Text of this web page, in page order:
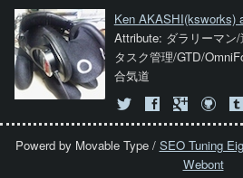
Ken AKASHI(ksworks)
Attribute: ダラリーマ
タスク管理/GTD/
合気道
Powerd by Movable Type / SEO Tuning
Webont